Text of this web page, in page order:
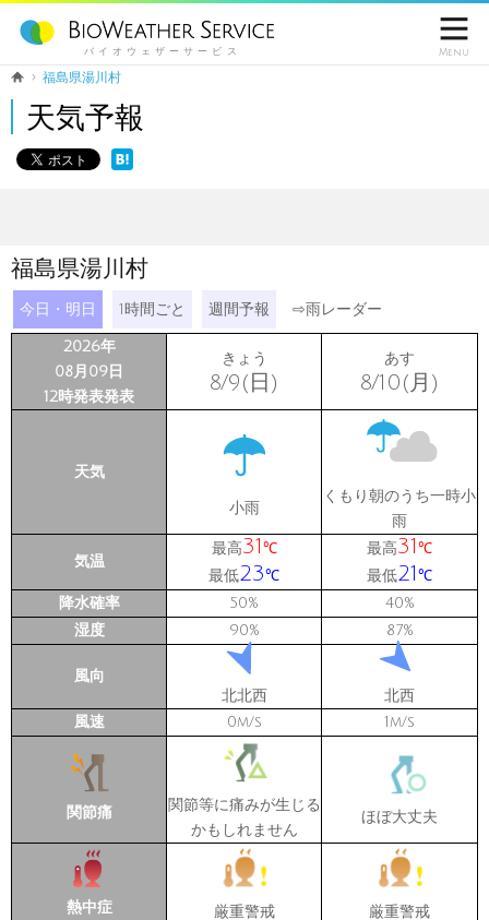
バイオウェザーサービス

Menu
福島県湯川村
天気予報
福島県湯川村
今日・明日 1時間ごと 週間予報 ⇨雨レーダー
2026年
08月09日
12時発表発表
きょう
8/9(日)
あす
8/10(月)
天気
小雨
くもり朝のうち一時小
雨
気温
最高31 ℃
最低23℃
最高31 ℃
最低21 ℃
降水確率 50% 40%
湿度 90% 87%
風向
北北西
北西
風速
0m/s 1 m/s
関節痛
関節等に痛みが生じる
かもしれません
ほぼ大丈夫
熱中症 厳重警戒 厳重警戒